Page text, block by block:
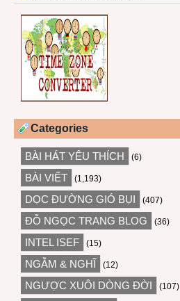
Categories
BÀI HÁT YÊU THÍCH (6)
BÀI VIẾT (1,193)
DỌC ĐƯỜNG GIÓ BỤI (407)
ĐỖ NGỌC TRANG BLOG (36)
INTEL ISEF (15)
NGẪM & NGHĨ (12)
NGƯỢC XUÔI DÒNG ĐỜI (107)